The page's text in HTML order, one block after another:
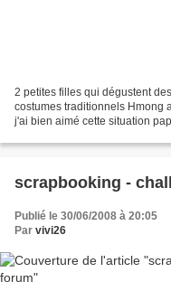
2 petites filles qui dégustent
costumes traditionnels Hmong
j'ai bien aimé cette situation
scrapbooking -
Publié le 30/06/2008 à 20:05
Par vivi26